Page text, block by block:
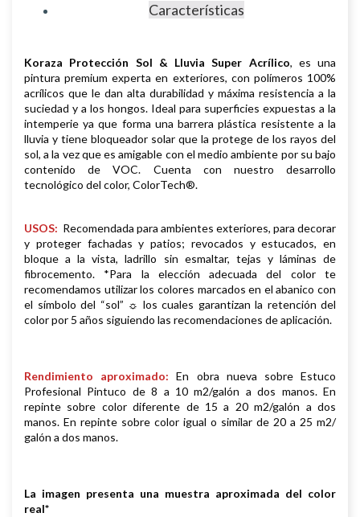
Características
Koraza Protección Sol & Lluvia Super Acrílico, es una
pintura premium experta en exteriores, con polímeros 100%
acrílicos que le dan alta durabilidad y máxima resistencia a la
suciedad y a los hongos. Ideal para superficies expuestas a la
intemperie ya que forma una barrera plástica resistente a la
lluvia y tiene bloqueador solar que la protege de los rayos del
sol, a la vez que es amigable con el medio ambiente por su bajo
contenido de VOC. Cuenta con nuestro desarrollo
tecnológico del color, ColorTech®.
USOS: Recomendada para ambientes exteriores, para decorar
y proteger fachadas y patios; revocados y estucados, en
bloque a la vista, ladrillo sin esmaltar, tejas y láminas de
fibrocemento. *Para la elección adecuada del color te
recomendamos utilizar los colores marcados en el abanico con
el símbolo del “sol” ☼ los cuales garantizan la retención del
color por 5 años siguiendo las recomendaciones de aplicación.
Rendimiento aproximado:En obra nueva sobre Estuco
Profesional Pintuco de 8 a 10 m2/galón a dos manos. En
repinte sobre color diferente de 15 a 20 m2/galón a dos
manos. En repinte sobre color igual o similar de 20 a 25 m2/
galón a dos manos.
La imagen presenta una muestra aproximada del color
real*